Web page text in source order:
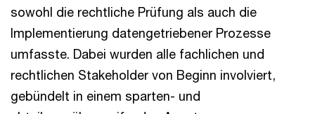
sowohl die rechtliche Prüfung als auch die
Implementierung datengetriebener Prozesse
umfasste. Dabei wurden alle fachlichen und
rechtlichen Stakeholder von Beginn involviert,
gebündelt in einem sparten- und